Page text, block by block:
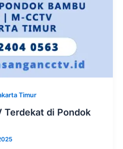
Timur
Terdekat di Pondok